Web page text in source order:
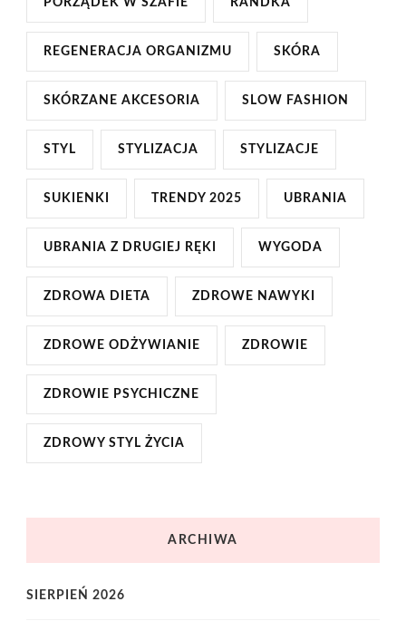
REGENERACJA ORGANIZMU SKÓRA
SKÓRZANE AKCESORIA SLOW FASHION
STYL STYLIZACJA STYLIZACJE
SUKIENKI TRENDY 2025 UBRANIA
UBRANIA Z DRUGIEJ RĘKI WYGODA
ZDROWA DIETA ZDROWE NAWYKI
ZDROWE ODŻYWIANIE ZDROWIE
ZDROWIE PSYCHICZNE
ZDROWY STYL ŻYCIA
ARCHIWA
SIERPIEŃ 2026